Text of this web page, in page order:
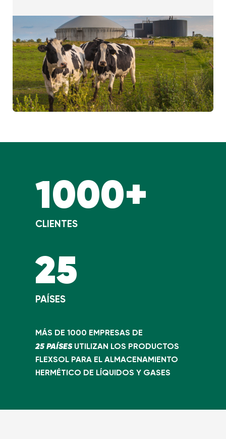
1000+
CLIENTES
25
PAÍSES
MÁS DE 1000 EMPRESAS DE
25 PAÍSESUTILIZAN LOS PRODUCTOS
FLEXSOL PARA EL ALMACENAMIENTO
HERMÉTICO DE LÍQUIDOS Y GASES